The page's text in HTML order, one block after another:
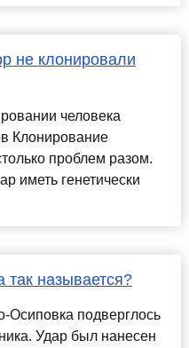
не клонировали
человека
Клонирование
проблем разом.
иметь генетически
называется?
Осиповка подверглось
Удар был нанесен